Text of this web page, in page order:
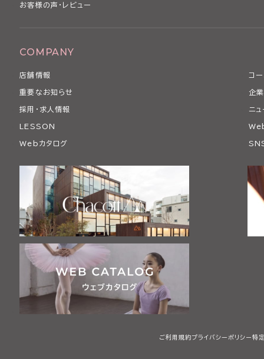
お客様の声・レビュー
COMPANY
店舗情報 コ
重要なお知らせ 企
採用・求人情報 ニ
LESSON
Webカタログ
ご利用規約プライバシーポリシー 特